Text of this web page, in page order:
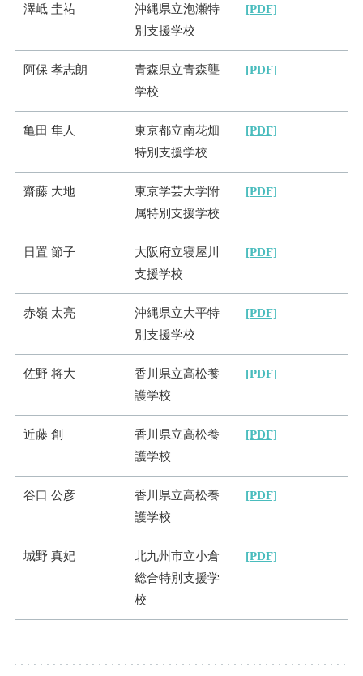
澤岻 圭祐
沖縄県立泡瀬特
別支援学校
[PDF]
阿保 孝志朗
青森県立青森聾
学校
[PDF]
亀田 隼人
東京都立南花畑
特別支援学校
[PDF]
齋藤 大地
東京学芸大学附
属特別支援学校
[PDF]
日置 節子
大阪府立寝屋川
支援学校
[PDF]
赤嶺 太亮
沖縄県立大平特
別支援学校
[PDF]
佐野 将大
香川県立高松養
護学校
[PDF]
近藤 創
香川県立高松養
護学校
[PDF]
谷口 公彦
香川県立高松養
護学校
[PDF]
城野 真妃
北九州市立小倉
総合特別支援学
校
[PDF]